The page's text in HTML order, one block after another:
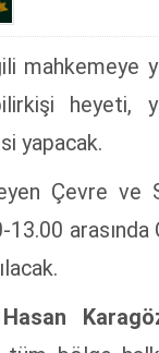
mahkemeye
heyeti,
yapacak.
Çevre ve
arasında
Hasan